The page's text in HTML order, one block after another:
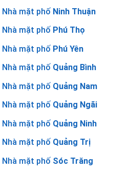
Nhà mặt phố Ninh Thuận
Nhà mặt phố Phú Thọ
Nhà mặt phố Phú Yên
Nhà mặt phố Quảng Bình
Nhà mặt phố Quảng Nam
Nhà mặt phố Quảng Ngãi
Nhà mặt phố Quảng Ninh
Nhà mặt phố Quảng Trị
Nhà mặt phố Sóc Trăng